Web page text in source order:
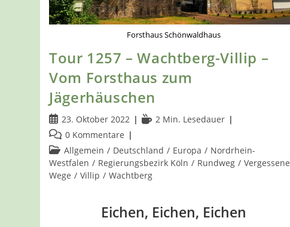
Forsthaus Schönwaldhaus
Tour 1257 – Wachtberg-Villip –
Vom Forsthaus zum
Jägerhäuschen
Beitrag
veröffentlicht:
23. Oktober 2022 Lesedauer:
2 Min. Lesedauer
Beitrags-
Kommentare:
0 Kommentare
Beitrags-
Kategorie:
Allgemein / Deutschland / Europa / Nordrhein-
Westfalen / Regierungsbezirk Köln / Rundweg / Vergessene
Wege / Villip / Wachtberg
Eichen, Eichen, Eichen